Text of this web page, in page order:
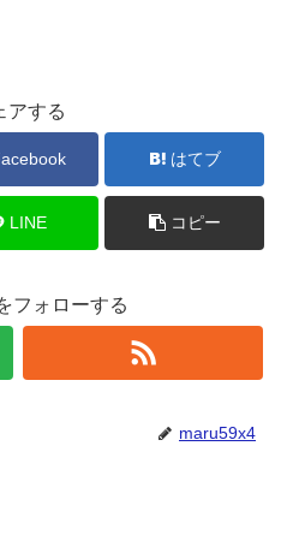
アする
はてブ
LINE コピー
フォローする
maru59x4